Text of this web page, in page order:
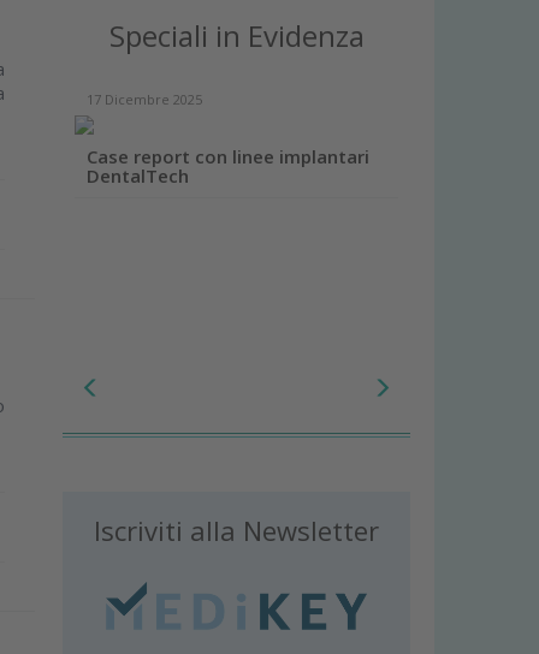
Speciali in Evidenza
17 Dicembre 2025
Case report con linee implantari
DentalTech
Iscriviti alla Newsletter